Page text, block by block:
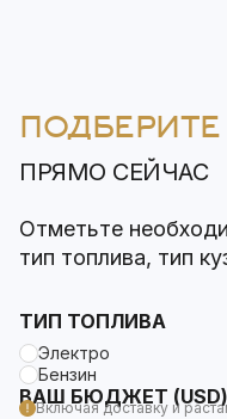
ПРЯМО СЕЙЧАС
Отметьте
тип топлива, тип
ТИП ТОПЛИВА
Электро
Бензин
ВАШ БЮДЖЕТ (USD)
Включая доставку и